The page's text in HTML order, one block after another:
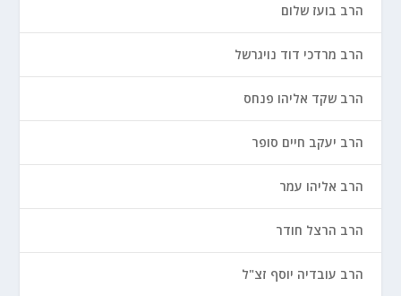
הרב בועז שלום
הרב מרדכי דוד נויגרשל
הרב שקד אליהו פנחס
הרב יעקב חיים סופר
הרב אליהו עמר
הרב הרצל חודר
הרב עובדיה יוסף זצ"ל